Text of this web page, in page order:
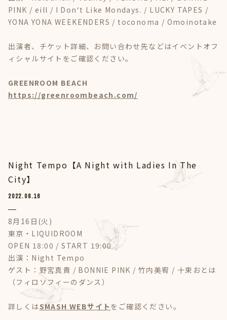
PINK / eill / I Donʻt Like Mondays. / LUCKY TAPES /
YONA YONA WEEKENDERS / toconoma / Omoinotake
出演者、チケット詳細、お問い合わせ先などはイベントオフ
ィシャルサイトをご確認ください。
GREENROOM BEACH
https://greenroombeach.com/
Night Tempo【A Night with Ladies In The
City】
2022.08.16
8月16日(火)
東京・LIQUIDROOM
OPEN 18:00 / START 19:00
出演：Night Tempo
ゲスト：野宮真貴 / BONNIE PINK / 竹内美宥 / 十束おとは
（フィロソフィーのダンス）
詳しくはSMASH WEBサイトをご確認ください。